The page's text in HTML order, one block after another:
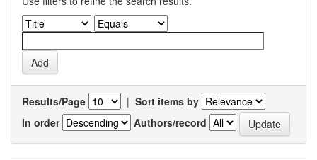
Results/Page | Sort items by
In order
Authors/record